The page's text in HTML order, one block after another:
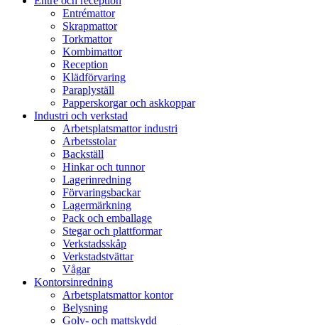
Entrémattor
Skrapmattor
Torkmattor
Kombimattor
Reception
Klädförvaring
Paraplyställ
Papperskorgar och askkoppar
Industri och verkstad
Arbetsplatsmattor industri
Arbetsstolar
Backställ
Hinkar och tunnor
Lagerinredning
Förvaringsbackar
Lagermärkning
Pack och emballage
Stegar och plattformar
Verkstadsskåp
Verkstadstvättar
Vågar
Kontorsinredning
Arbetsplatsmattor kontor
Belysning
Golv- och mattskydd